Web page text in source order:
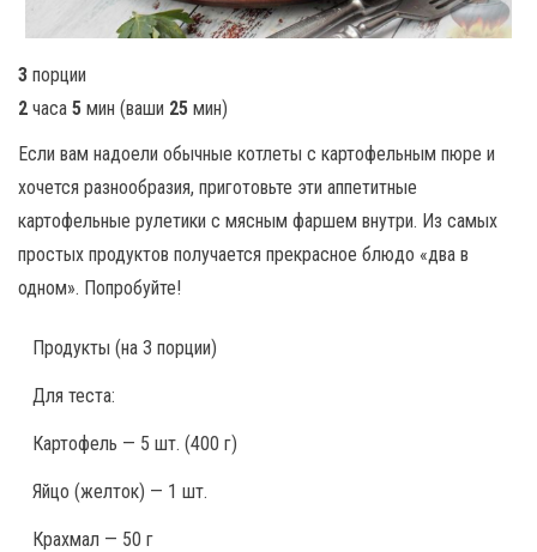
3 порции
2 часа 5 мин (ваши 25 мин)
Если вам надоели обычные котлеты с картофельным пюре и
хочется разнообразия, приготовьте эти аппетитные
картофельные рулетики с мясным фаршем внутри. Из самых
простых продуктов получается прекрасное блюдо «два в
одном». Попробуйте!
Продукты (на 3 порции)
Для теста:
Картофель — 5 шт. (400 г)
Яйцо (желток) — 1 шт.
Крахмал — 50 г